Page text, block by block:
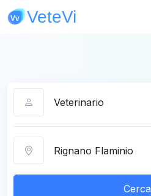
Cerca